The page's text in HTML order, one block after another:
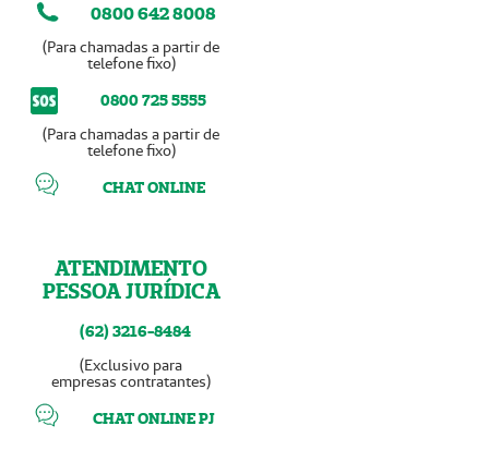
0800 642 8008
(Para chamadas a partir de
telefone fixo)
0800 725 5555
(Para chamadas a partir de
telefone fixo)
CHAT ONLINE
ATENDIMENTO
PESSOA JURÍDICA
(62) 3216-8484
(Exclusivo para
empresas contratantes)
CHAT ONLINE PJ